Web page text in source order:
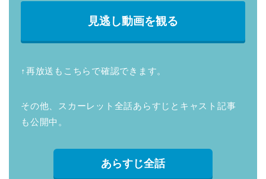
見逃し動画を観る
↑再放送もこちらで確認できます。
その他、スカーレット全話あらすじとキャスト記事
も公開中。
あらすじ全話